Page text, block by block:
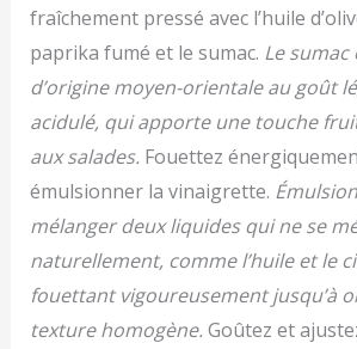
fraîchement pressé avec l’huile
paprika fumé et le sumac. Le sumac
d’origine moyen-orientale au goût
acidulé, qui apporte une touche
aux salades. Fouettez
émulsionner la vinaigrette.
mélanger deux liquides qui ne se
naturellement, comme l’huile et le
fouettant vigoureusement jusqu’à
texture homogène. Goûtez et